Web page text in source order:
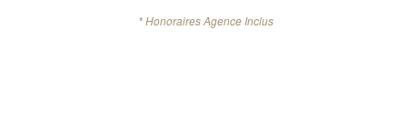
* Honoraires Agence Inclus